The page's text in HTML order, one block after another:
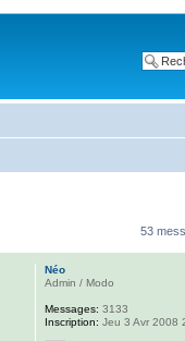
53
Néo
Admin / Modo
Messages: 3133
Inscription: Jeu 3 Avr 2008